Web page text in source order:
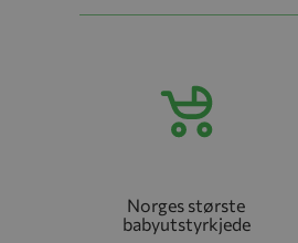
Norges største
babyutstyrkjede